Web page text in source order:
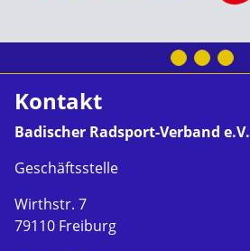
Kontakt
Badischer Radsport-Verband e.V.
Geschäftsstelle
Wirthstr. 7
79110 Freiburg